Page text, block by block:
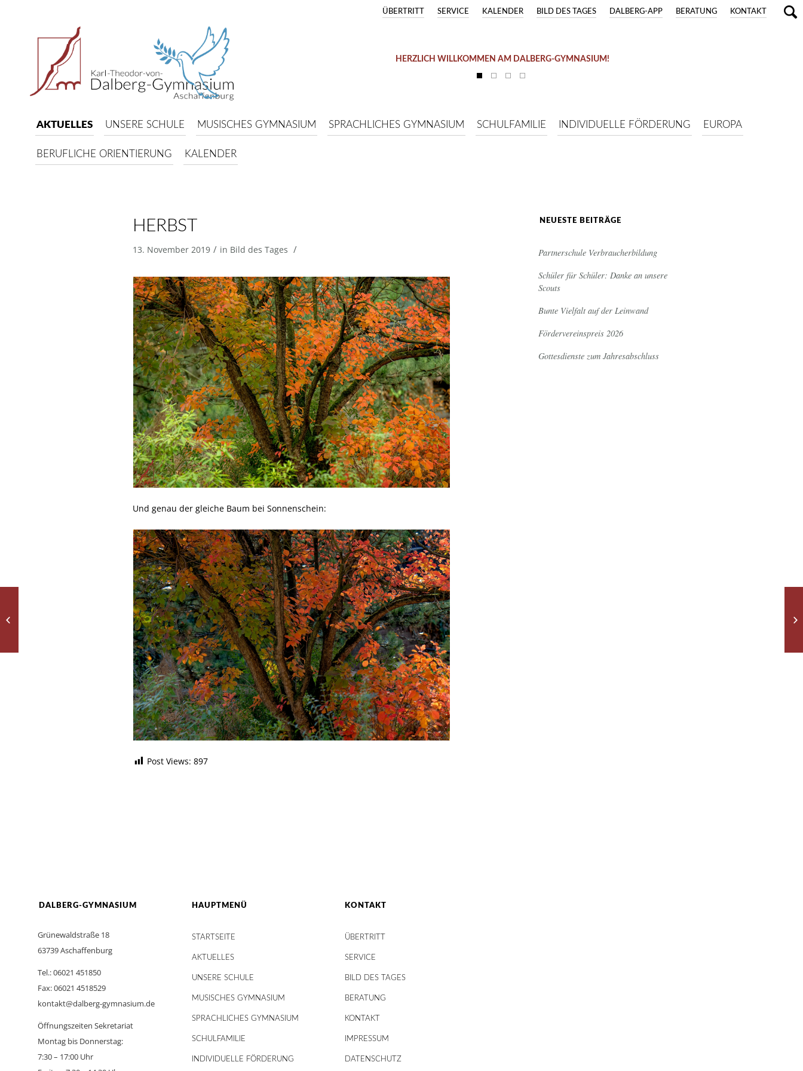
KONTAKT
BERATUNG
DALBERG-APP
BILD DES TAGES
KALENDER
SERVICE
ÜBERTRITT
HERZLICH WILLKOMMEN AM DALBERG-GYMNASIUM!
AKTUELLES UNSERE SCHULE MUSISCHES GYMNASIUM SPRACHLICHES GYMNASIUM SCHULFAMILIE INDIVIDUELLE FÖRDERUNG EUROPA
BERUFLICHE ORIENTIERUNG KALENDER
HERBST
13. November 2019 / in Bild des Tages /
Und genau der gleiche Baum bei Sonnenschein:
Post Views: 897
NEUESTE BEITRÄGE
Partnerschule Verbraucherbildung
Schüler für Schüler: Danke an unsere
Scouts
Bunte Vielfalt auf der Leinwand
Fördervereinspreis 2026
Gottesdienste zum Jahresabschluss
DALBERG-GYMNASIUM
Grünewaldstraße 18
63739 Aschaffenburg
Tel.: 06021 451850
Fax: 06021 4518529
kontakt@dalberg-gymnasium.de
Öffnungszeiten Sekretariat
Montag bis Donnerstag:
7:30 – 17:00 Uhr
HAUPTMENÜ
STARTSEITE
AKTUELLES
UNSERE SCHULE
MUSISCHES GYMNASIUM
SPRACHLICHES GYMNASIUM
SCHULFAMILIE
INDIVIDUELLE FÖRDERUNG
KONTAKT
ÜBERTRITT
SERVICE
BILD DES TAGES
BERATUNG
KONTAKT
IMPRESSUM
DATENSCHUTZ